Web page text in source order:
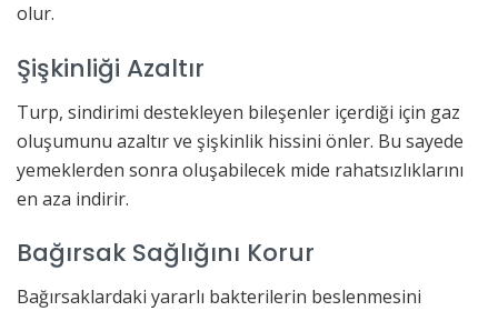
olur.
Şişkinliği Azaltır
Turp, sindirimi destekleyen bileşenler içerdiği için gaz
oluşumunu azaltır ve şişkinlik hissini önler. Bu sayede
yemeklerden sonra oluşabilecek mide rahatsızlıklarını
en aza indirir.
Bağırsak Sağlığını Korur
Bağırsaklardaki yararlı bakterilerin beslenmesini